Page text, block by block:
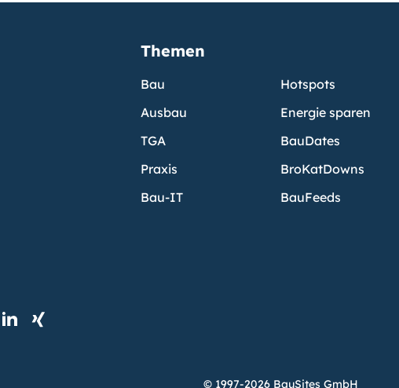
Themen
Bau
Ausbau
TGA
Praxis
Bau-IT
Hotspots
Energie sparen
BauDates
BroKatDowns
BauFeeds
© 1997-2026 BauSites GmbH